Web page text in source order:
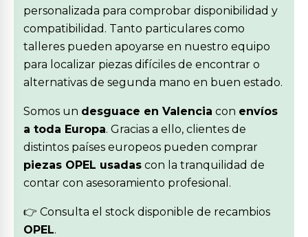
personalizada para comprobar disponibilidad y
compatibilidad. Tanto particulares como
talleres pueden apoyarse en nuestro equipo
para localizar piezas difíciles de encontrar o
alternativas de segunda mano en buen estado.
Somos un desguace en Valencia con envíos
a toda Europa. Gracias a ello, clientes de
distintos países europeos pueden comprar
piezas OPEL usadas con la tranquilidad de
contar con asesoramiento profesional.
👉 Consulta el stock disponible de recambios
OPEL.